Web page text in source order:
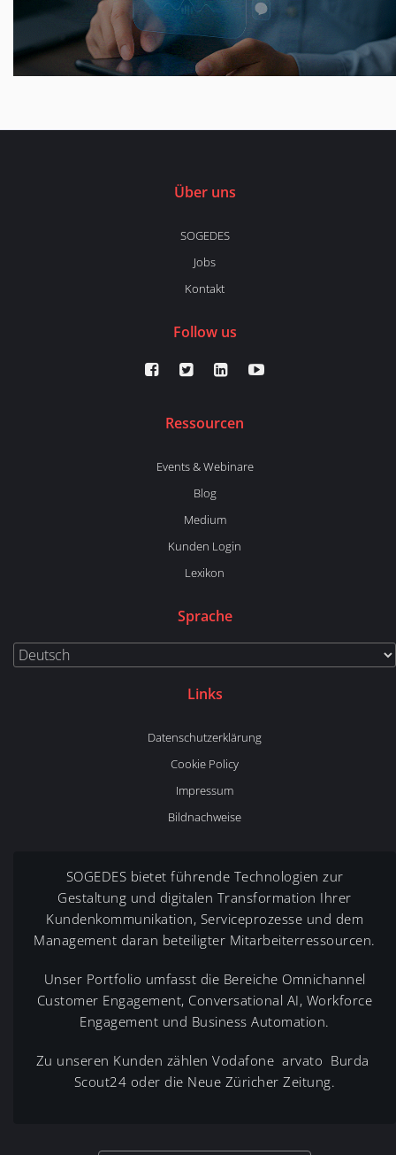
Über uns
SOGEDES
Jobs
Kontakt
Follow us
Ressourcen
Events & Webinare
Blog
Medium
Kunden Login
Lexikon
Sprache
Links
Datenschutzerklärung
Cookie Policy
Impressum
Bildnachweise
SOGEDES bietet führende Technologien zur
Gestaltung und digitalen Transformation Ihrer
Kundenkommunikation, Serviceprozesse und dem
Management daran beteiligter Mitarbeiterressourcen.
Unser Portfolio umfasst die Bereiche Omnichannel
Customer Engagement, Conversational AI, Workforce
Engagement und Business Automation.
Zu unseren Kunden zählen Vodafone arvato Burda
Scout24 oder die Neue Züricher Zeitung.